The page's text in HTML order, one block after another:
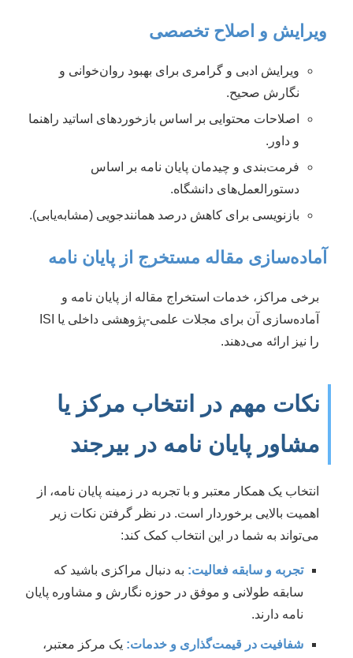
ویرایش و اصلاح تخصصی
ویرایش ادبی و گرامری برای بهبود روان‌خوانی و
نگارش صحیح.
اصلاحات محتوایی بر اساس بازخوردهای اساتید راهنما
و داور.
فرمت‌بندی و چیدمان پایان نامه بر اساس
دستورالعمل‌های دانشگاه.
بازنویسی برای کاهش درصد همانندجویی (مشابه‌یابی).
آماده‌سازی مقاله مستخرج از پایان نامه
برخی مراکز، خدمات استخراج مقاله از پایان نامه و
آماده‌سازی آن برای مجلات علمی-پژوهشی داخلی یا ISI
را نیز ارائه می‌دهند.
نکات مهم در انتخاب مرکز یا
مشاور پایان نامه در بیرجند
انتخاب یک همکار معتبر و با تجربه در زمینه پایان نامه، از
اهمیت بالایی برخوردار است. در نظر گرفتن نکات زیر
می‌تواند به شما در این انتخاب کمک کند:
تجربه و سابقه فعالیت: به دنبال مراکزی باشید که
سابقه طولانی و موفق در حوزه نگارش و مشاوره پایان
نامه دارند.
شفافیت در قیمت‌گذاری و خدمات: یک مرکز معتبر،